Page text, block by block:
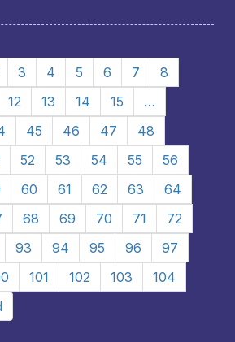
3 4 5 6 7
8
12 13 14 15
…
45 46 47
48
52 53 54 55
56
60 61 62 63
64
68 69 70 71
72
93 94 95 96
97
101 102 103
104